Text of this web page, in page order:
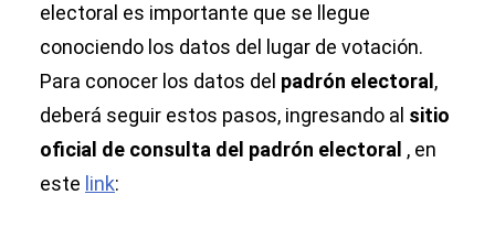
electoral es importante que se llegue
conociendo los datos del lugar de votación.
Para conocer los datos del padrón electoral ,
deberá seguir estos pasos, ingresando al sitio
oficial de consulta del padrón electoral , en
este link: